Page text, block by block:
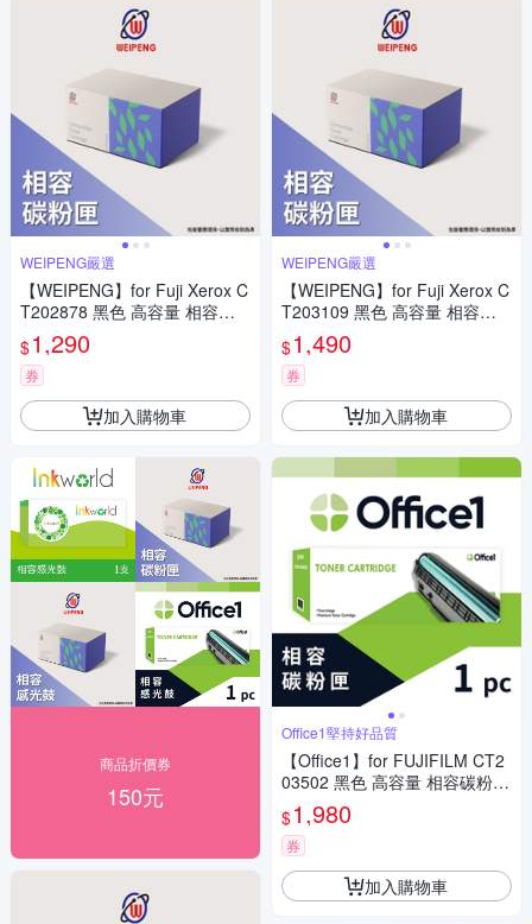
WEIPENG嚴選
【WEIPENG】for Fuji Xerox C
T202878 黑色 高容量 相容碳
粉匣(適用DocuPrint P285/P28
5dw/M285/M285z)
$1,290
券
加入購物車
商品折價券
150元
WEIPENG嚴選
【WEIPENG】for Fuji Xerox C
T203109 黑色 高容量 相容碳
粉匣12K(適用DocuPrint P375
d/P375dw/M375z)
$1,490
券
加入購物車
Office1堅持好品質
【Office1】for FUJIFILM CT2
03502 黑色 高容量 相容碳粉匣
(適用ApeosPrint C325dw/Ape
os C325dw/C325z)
$1,980
券
加入購物車